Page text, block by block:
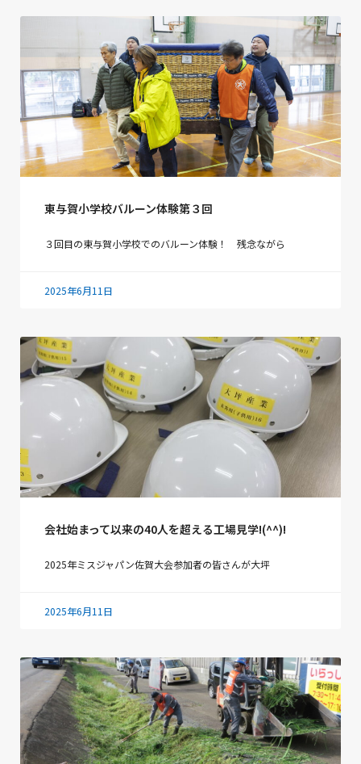
東与賀小学校バルーン体験第３回
３回目の東与賀小学校でのバルーン体験！ 残念ながら
2025年6月11日
会社始まって以来の40人を超える工場見学!(^^)!
2025年ミスジャパン佐賀大会参加者の皆さんが大坪
2025年6月11日